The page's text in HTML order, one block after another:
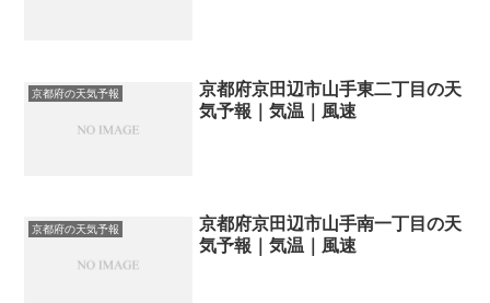
京都府の天気予報
京都府京田辺市山手東二丁目の天
気予報｜気温｜風速
京都府の天気予報
京都府京田辺市山手南一丁目の天
気予報｜気温｜風速